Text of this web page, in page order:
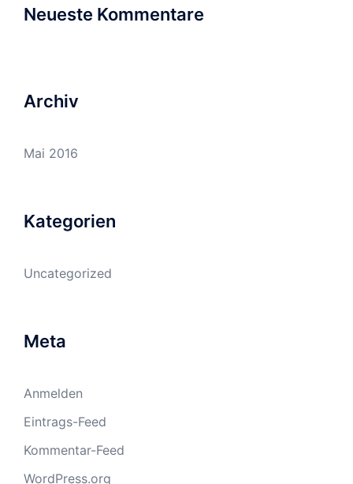
Neueste Kommentare
Archiv
Mai 2016
Kategorien
Uncategorized
Meta
Anmelden
Eintrags-Feed
Kommentar-Feed
WordPress.org